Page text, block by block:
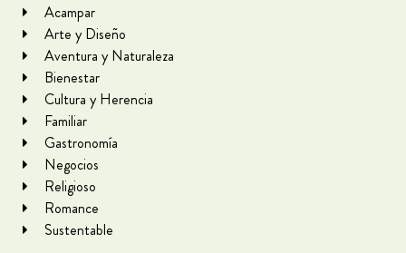
Acampar
Arte y Diseño
Aventura y Naturaleza
Bienestar
Cultura y Herencia
Familiar
Gastronomía
Negocios
Religioso
Romance
Sustentable